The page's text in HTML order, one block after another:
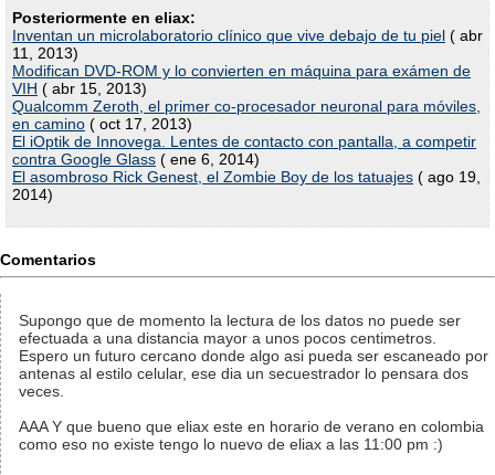
Posteriormente en eliax:
Inventan un microlaboratorio clínico que vive debajo de tu piel ( abr
11, 2013)
Modifican DVD-ROM y lo convierten en máquina para exámen de
VIH ( abr 15, 2013)
Qualcomm Zeroth, el primer co-procesador neuronal para móviles,
en camino ( oct 17, 2013)
El iOptik de Innovega. Lentes de contacto con pantalla, a competir
contra Google Glass ( ene 6, 2014)
El asombroso Rick Genest, el Zombie Boy de los tatuajes ( ago 19,
2014)
Comentarios
Supongo que de momento la lectura de los datos no puede ser
efectuada a una distancia mayor a unos pocos centimetros.
Espero un futuro cercano donde algo asi pueda ser escaneado por
antenas al estilo celular, ese dia un secuestrador lo pensara dos
veces.
AAA Y que bueno que eliax este en horario de verano en colombia
como eso no existe tengo lo nuevo de eliax a las 11:00 pm :)